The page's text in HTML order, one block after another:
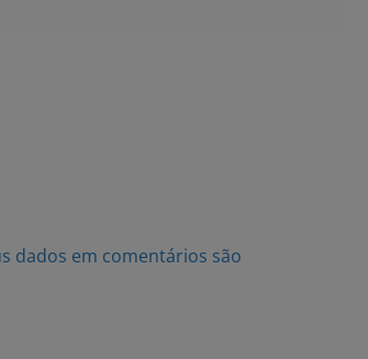
dados em comentários são